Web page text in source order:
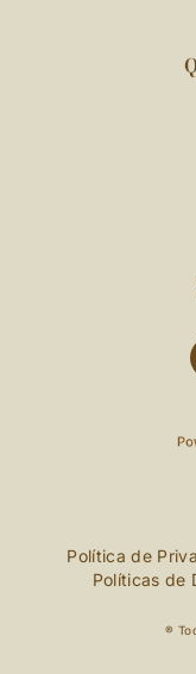
Política de
Políticas de
®